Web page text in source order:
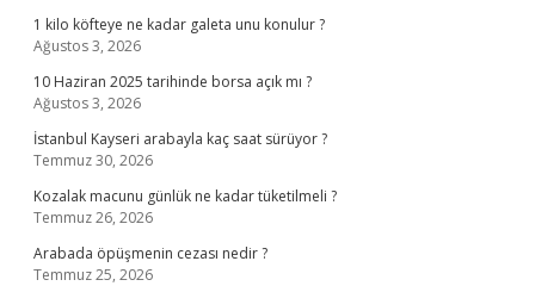
1 kilo köfteye ne kadar galeta unu konulur ?
Ağustos 3, 2026
10 Haziran 2025 tarihinde borsa açık mı ?
Ağustos 3, 2026
İstanbul Kayseri arabayla kaç saat sürüyor ?
Temmuz 30, 2026
Kozalak macunu günlük ne kadar tüketilmeli ?
Temmuz 26, 2026
Arabada öpüşmenin cezası nedir ?
Temmuz 25, 2026